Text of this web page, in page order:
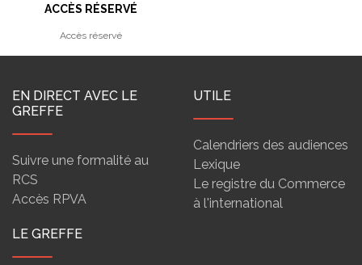
ACCÈS RÉSERVÉ
Accès réservé
EN DIRECT AVEC LE
GREFFE
Suivre une formalité au
RCS
Accès RPVA
UTILE
Calendriers des audiences
Lexique
Le registre du Commerce
à l'international
LE GREFFE